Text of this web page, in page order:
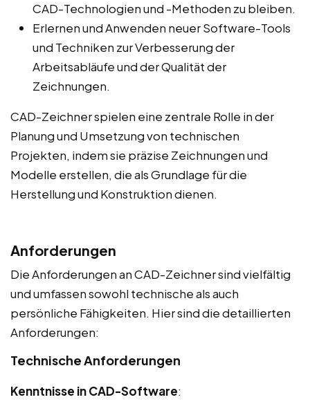
CAD-Technologien und -Methoden zu bleiben.
Erlernen und Anwenden neuer Software-Tools
und Techniken zur Verbesserung der
Arbeitsabläufe und der Qualität der
Zeichnungen.
CAD-Zeichner spielen eine zentrale Rolle in der
Planung und Umsetzung von technischen
Projekten, indem sie präzise Zeichnungen und
Modelle erstellen, die als Grundlage für die
Herstellung und Konstruktion dienen.
Anforderungen
Die Anforderungen an CAD-Zeichner sind vielfältig
und umfassen sowohl technische als auch
persönliche Fähigkeiten. Hier sind die detaillierten
Anforderungen:
Technische Anforderungen
Kenntnisse in CAD-Software: